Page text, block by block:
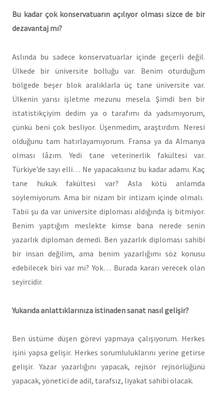
Bu kadar çok konservatuarın açılıyor olması sizce de bir
dezavantaj mı?
Aslında bu sadece konservatuarlar içinde geçerli değil.
Ülkede bir üniversite bolluğu var. Benim oturduğum
bölgede beşer blok aralıklarla üç tane üniversite var.
Ülkenin yarısı işletme mezunu mesela. Şimdi ben bir
istatistikçiyim dedim ya o tarafımı da yadsımıyorum,
çünkü beni çok besliyor. Üşenmedim, araştırdım. Neresi
olduğunu tam hatırlayamıyorum. Fransa ya da Almanya
olması lâzım. Yedi tane veterinerlik fakültesi var.
Türkiye’de sayı elli… Ne yapacaksınız bu kadar adamı. Kaç
tane hukuk fakültesi var? Asla kötü anlamda
söylemiyorum. Ama bir nizam bir intizam içinde olmalı.
Tabii şu da var üniversite diploması aldığında iş bitmiyor.
Benim yaptığım meslekte kimse bana nerede senin
yazarlık diploman demedi. Ben yazarlık diploması sahibi
bir insan değilim, ama benim yazarlığımı söz konusu
edebilecek biri var mı? Yok… Burada kararı verecek olan
seyircidir.
Yukarıda anlattıklarınıza istinaden sanat nasıl gelişir?
Ben üstüme düşen görevi yapmaya çalışıyorum. Herkes
işini yapsa gelişir. Herkes sorumluluklarını yerine getirse
gelişir. Yazar yazarlığını yapacak, rejisör rejisörlüğünü
yapacak, yönetici de adil, tarafsız, liyakat sahibi olacak.